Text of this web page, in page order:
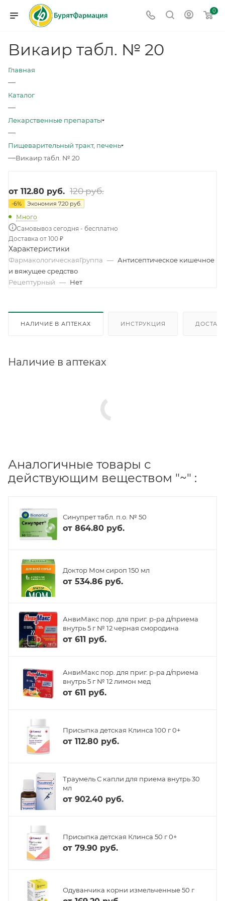
0
Викаир табл. № 20
Главная
—
Каталог
—
Лекарственные препараты
—
Пищеварительный тракт, печень
—Викаир табл. № 20
от 112.80 руб. 120 руб.
-6% Экономия 7.20 руб.
Много
Самовывоз сегодня - бесплатно
Доставка от 100 ₽
Характеристики
ФармакологическаяГруппа — Антисептическое кишечное
и вяжущее средство
Рецептурный — Нет
НАЛИЧИЕ В АПТЕКАХ ИНСТРУКЦИЯ
Наличие в аптеках
Аналогичные товары с
действующим веществом "~" :
Синупрет табл. п.о. № 50
от 864.80 руб.
Доктор Мом сироп 150 мл
от 534.86 руб.
АнвиМакс пор. для приг. р-ра д/приема
внутрь 5 г № 12 черная смородина
от 611 руб.
АнвиМакс пор. для приг. р-ра д/приема
внутрь 5 г № 12 лимон мед
от 611 руб.
Присыпка детская Клинса 100 г 0+
от 112.80 руб.
Траумель С капли для приема внутрь 30
мл
от 902.40 руб.
Присыпка детская Клинса 50 г 0+
от 79.90 руб.
Одуванчика корни измельченные 50 г